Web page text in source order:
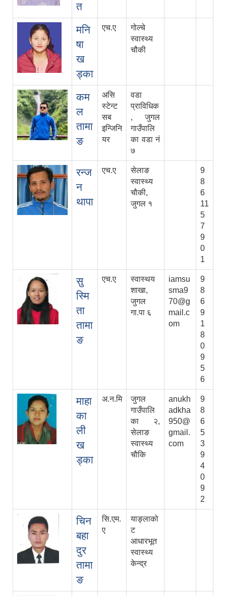
त
मनि
षा
ख
ड्का
एच.ए
गोल्चे
स्वास्थ्य
चौकी
कम
ल
तामा
ङ
असि
स्टेन्ट
सब
इन्जिनि
यर
वडा
प्राविधिक
, जुगल
गाउँपालि
का वडा नं
७
रन्ज
न
थापा
एच.ए
सेलाङ
स्वास्थ्य
चाैकी,
जुगल १
9
8
6
11
5
7
9
0
1
सु
स्मि
ता
तामा
ङ
एच.ए
स्वास्थय
शाखा,
जुगल
गा.पा ६
iamsu
sma9
70@g
mail.c
om
9
8
6
9
1
8
0
9
5
6
माहा
का
ली
ख
ड्का
अ.न.मि
जुगल
गाउँपालि
का २,
सेलाङ
स्वास्थ्य
चाैकि
anukh
adkha
950@
gmail.
com
9
8
6
5
3
9
4
0
9
2
चिन
बहा
दुर
तामा
ङ
सि.एम.
ए
याङ्लाको
ट
आधारभूत
स्वास्थ्य
केन्द्र